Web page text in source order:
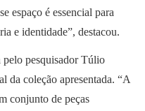
espaço é essencial para
e identidade”, destacou.
pelo pesquisador Túlio
da coleção apresentada. “A
conjunto de peças